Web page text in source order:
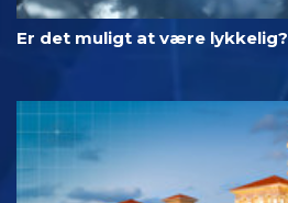
Er det muligt at være lykkelig?